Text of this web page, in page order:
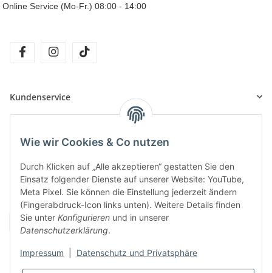
Wie wir Cookies & Co nutzen
Durch Klicken auf „Alle akzeptieren“ gestatten Sie den
Einsatz folgender Dienste auf unserer Website: YouTube,
Meta Pixel. Sie können die Einstellung jederzeit ändern
(Fingerabdruck-Icon links unten). Weitere Details finden
Sie unter Konfigurieren und in unserer
Datenschutzerklärung.
Impressum Datenschutz und Privatsphäre
Online Service (Mo-Fr.) 08:00 - 14:00
facebookinstagram
Kundenservice
Informationen
Unsere Produkte